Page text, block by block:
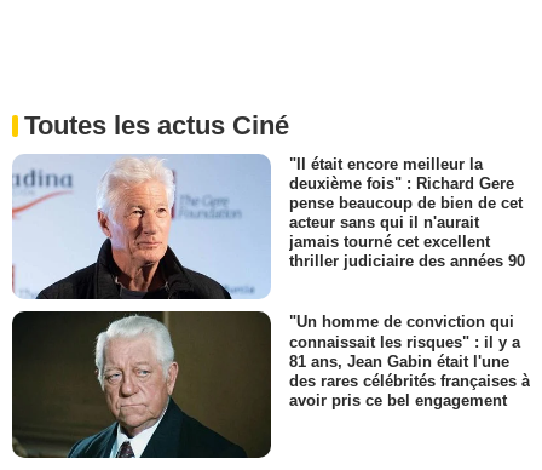
Toutes les actus Ciné
"Il était encore meilleur la
deuxième fois" : Richard Gere
pense beaucoup de bien de cet
acteur sans qui il n'aurait
jamais tourné cet excellent
thriller judiciaire des années 90
"Un homme de conviction qui
connaissait les risques" : il y a
81 ans, Jean Gabin était l'une
des rares célébrités françaises à
avoir pris ce bel engagement